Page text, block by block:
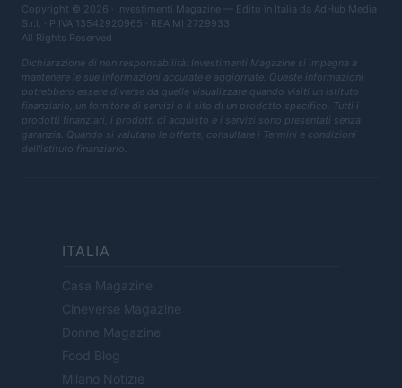
Copyright © 2026 · Investimenti Magazine — Edito in Italia da AdHub Media
S.r.l. · P.IVA 13542920965 · REA MI 2729933
All Rights Reserved
Dichiarazione di non responsabilità: Investimenti Magazine si impegna a
mantenere le sue informazioni accurate e aggiornate. Queste informazioni
potrebbero essere diverse da quelle visualizzate quando visiti un istituto
finanziario, un fornitore di servizi o il sito di un prodotto specifico. Tutti i
prodotti finanziari, i prodotti di acquisto e i servizi sono presentati senza
garanzia. Quando si valutano le offerte, consultare i Termini e condizioni
dell'istituto finanziario.
ITALIA
Casa Magazine
Cineverse Magazine
Donne Magazine
Food Blog
Milano Notizie